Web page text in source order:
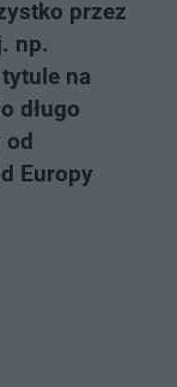
przez
np.
na
długo
od
Europy